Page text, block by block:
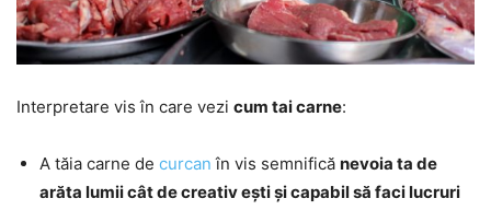
Interpretare vis în care vezi cum tai carne:
A tăia carne de curcan în vis semnifică nevoia ta de
arăta lumii cât de creativ ești și capabil să faci lucruri